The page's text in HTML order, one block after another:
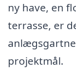
ny have, en
terrasse, er
projektmål.